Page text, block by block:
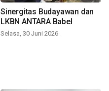
Sinergitas Budayawan dan
LKBN ANTARA Babel
Selasa, 30 Juni 2026